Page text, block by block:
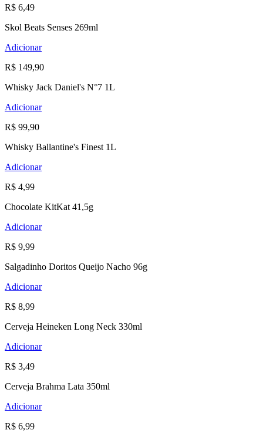
R$ 6,49
Skol Beats Senses 269ml
Adicionar
R$ 149,90
Whisky Jack Daniel's N°7 1L
Adicionar
R$ 99,90
Whisky Ballantine's Finest 1L
Adicionar
R$ 4,99
Chocolate KitKat 41,5g
Adicionar
R$ 9,99
Salgadinho Doritos Queijo Nacho 96g
Adicionar
R$ 8,99
Cerveja Heineken Long Neck 330ml
Adicionar
R$ 3,49
Cerveja Brahma Lata 350ml
Adicionar
R$ 6,99